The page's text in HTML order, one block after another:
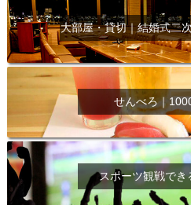
大部屋・貸切｜結婚式二
せんべろ｜
スポーツ観戦でき